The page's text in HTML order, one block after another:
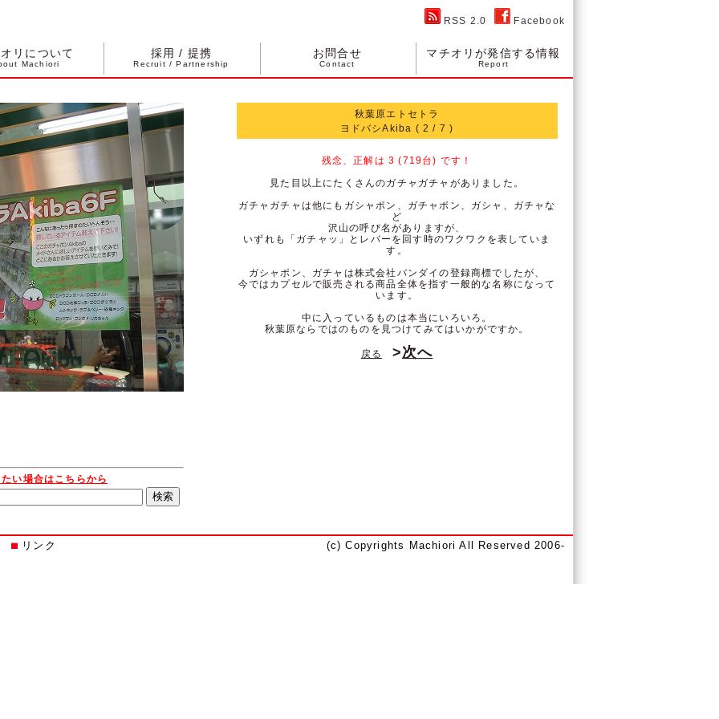
Facebook
RSS 2.0
リについて
Machiori
採用 / 提携
Recruit / Partnership
お問合せ
Contact
マチオリが発信する情報
Report
い場合はこちらから
秋葉原エトセトラ
ヨドバシAkiba ( 2 / 7 )
残念、正解は 3 (719台) です！
見た目以上にたくさんのガチャガチャがありました。
ガチャガチャは他にもガシャポン、ガチャポン、ガシャ、ガチャな
ど
沢山の呼び名がありますが、
いずれも「ガチャッ」とレバーを回す時のワクワクを表していま
す。
ガシャポン、ガチャは株式会社バンダイの登録商標でしたが、
今ではカプセルで販売される商品全体を指す一般的な名称になって
います。
中に入っているものは本当にいろいろ。
秋葉原ならではのものを見つけてみてはいかがですか。
戻る >次へ
リンク (c) Copyrights Machiori All Reserved 2006-